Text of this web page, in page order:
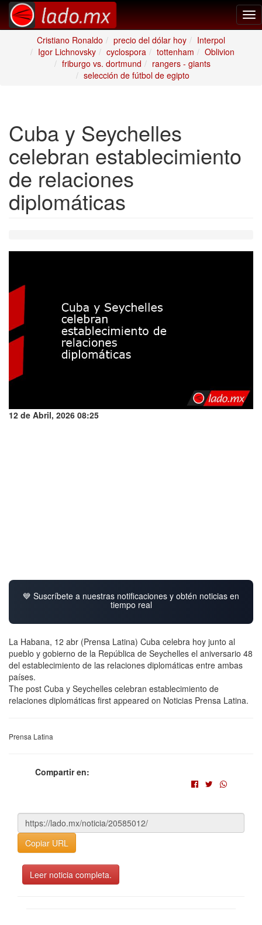
Cristiano Ronaldo
precio del dólar hoy
Interpol
Igor Lichnovsky
cyclospora tottenham
Oblivion
friburgo vs. dortmund
rangers - giants
selección de fútbol de egipto
Cuba y Seychelles
celebran establecimiento
de relaciones
diplomáticas
12 de Abril, 2026 08:25
💙 Suscríbete a nuestras notificaciones y obtén noticias en
tiempo real
La Habana, 12 abr (Prensa Latina) Cuba celebra hoy junto al
pueblo y gobierno de la República de Seychelles el aniversario 48
del establecimiento de las relaciones diplomáticas entre ambas
países.
The post Cuba y Seychelles celebran establecimiento de
relaciones diplomáticas first appeared on Noticias Prensa Latina.
Prensa Latina
Compartir en:
Copiar URL
Leer noticia completa.